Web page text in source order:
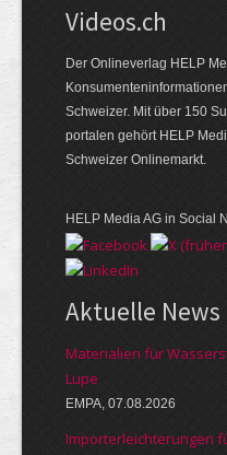
Videos.ch
Der Onlineverlag HELP
Schweizer. Mit über 150
portalen gehört HELP
Schweizer Onlinemarkt.
HELP Media AG in Social
Aktuelle News
Materialien für
Lupe
EMPA, 07.08.2026
Importerleichterungen